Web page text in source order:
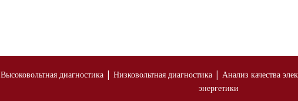
Высоковольтная диагностика | Низковольтная диагностика | Анализ качества
энергетики